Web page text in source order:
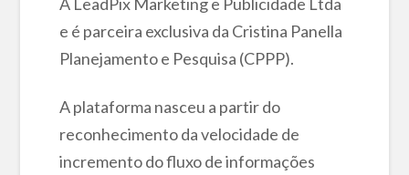
e é parceira exclusiva da Cristina Panella
Planejamento e Pesquisa (CPPP).
A plataforma nasceu a partir do
reconhecimento da velocidade de
incremento do fluxo de informações